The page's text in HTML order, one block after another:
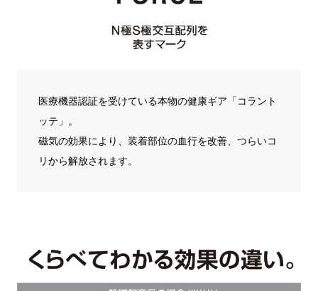
医療機器認証を受けている本物の健康ギア「コラント
ッテ」。
磁気の効果により、装着部位の血行を改善、つらいコ
リから解放されます。